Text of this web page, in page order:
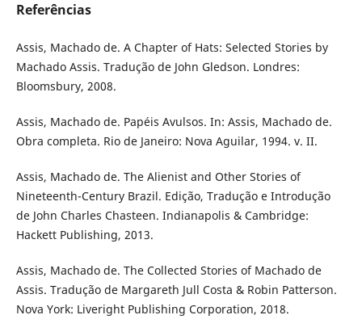
Referências
Assis, Machado de. A Chapter of Hats: Selected Stories by
Machado Assis. Tradução de John Gledson. Londres:
Bloomsbury, 2008.
Assis, Machado de. Papéis Avulsos. In: Assis, Machado de.
Obra completa. Rio de Janeiro: Nova Aguilar, 1994. v. II.
Assis, Machado de. The Alienist and Other Stories of
Nineteenth-Century Brazil. Edição, Tradução e Introdução
de John Charles Chasteen. Indianapolis & Cambridge:
Hackett Publishing, 2013.
Assis, Machado de. The Collected Stories of Machado de
Assis. Tradução de Margareth Jull Costa & Robin Patterson.
Nova York: Liveright Publishing Corporation, 2018.